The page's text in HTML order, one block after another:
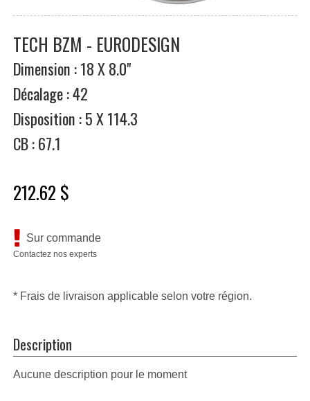
TECH BZM - EURODESIGN
Dimension : 18 X 8.0"
Décalage : 42
Disposition : 5 X 114.3
CB : 67.1
212.62 $
Sur commande
Contactez nos experts
* Frais de livraison applicable selon votre région.
Description
Aucune description pour le moment